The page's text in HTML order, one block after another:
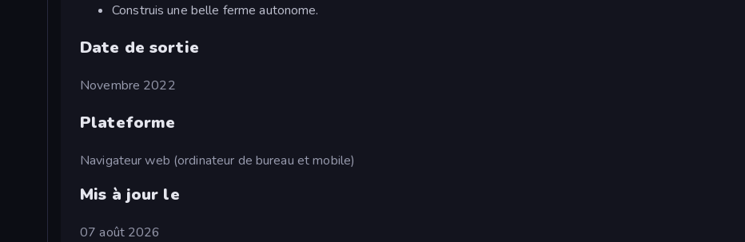
Construis une belle ferme autonome.
Date de sortie
Novembre 2022
Plateforme
Navigateur web (ordinateur de bureau et mobile)
Mis à jour le
07 août 2026